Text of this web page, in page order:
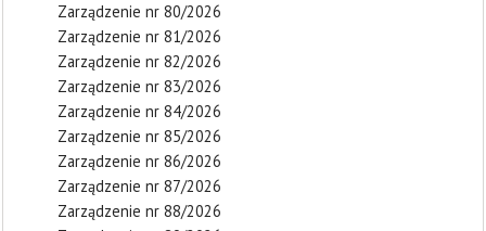
Zarządzenie nr 80/2026
Zarządzenie nr 81/2026
Zarządzenie nr 82/2026
Zarządzenie nr 83/2026
Zarządzenie nr 84/2026
Zarządzenie nr 85/2026
Zarządzenie nr 86/2026
Zarządzenie nr 87/2026
Zarządzenie nr 88/2026